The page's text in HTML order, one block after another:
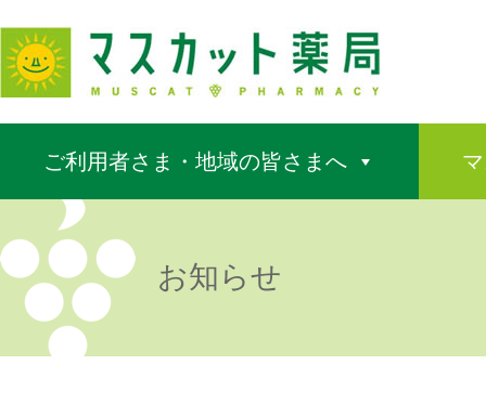
ご利用者さま・地域の皆さまへ
お知らせ